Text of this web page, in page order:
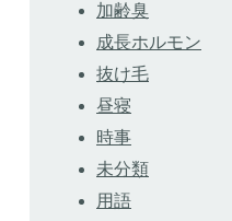
加齢臭
成長ホルモン
抜け毛
昼寝
時事
未分類
用語